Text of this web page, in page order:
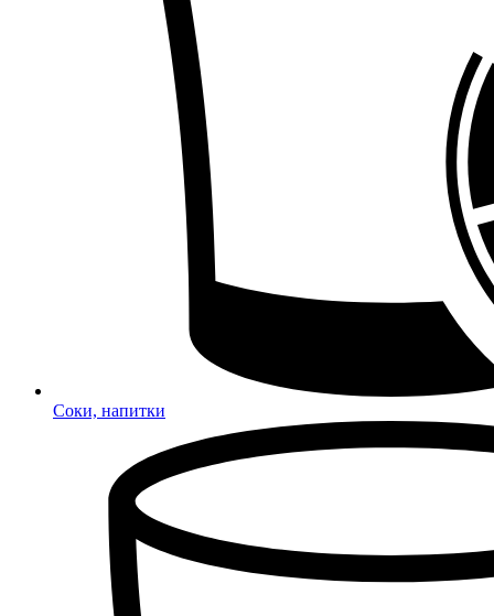
Соки, напитки